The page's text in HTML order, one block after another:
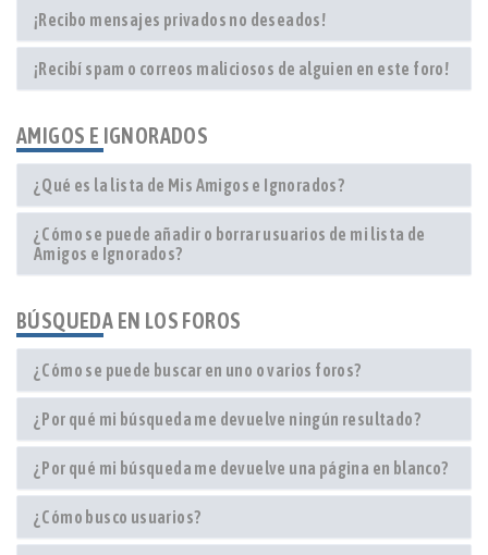
¡Recibo mensajes privados no deseados!
¡Recibí spam o correos maliciosos de alguien en este foro!
AMIGOS E IGNORADOS
¿Qué es la lista de Mis Amigos e Ignorados?
¿Cómo se puede añadir o borrar usuarios de mi lista de
Amigos e Ignorados?
BÚSQUEDA EN LOS FOROS
¿Cómo se puede buscar en uno o varios foros?
¿Por qué mi búsqueda me devuelve ningún resultado?
¿Por qué mi búsqueda me devuelve una página en blanco?
¿Cómo busco usuarios?